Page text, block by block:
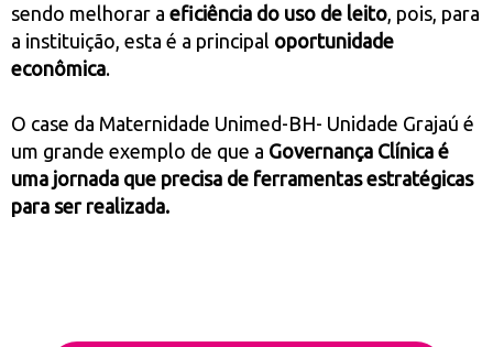
sendo melhorar a eficiência do uso de leito , pois, para
a instituição, esta é a principal oportunidade
econômica.
O case da Maternidade Unimed-BH- Unidade Grajaú é
um grande exemplo de que a Governança Clínica é
uma jornada que precisa de ferramentas estratégicas
para ser realizada.